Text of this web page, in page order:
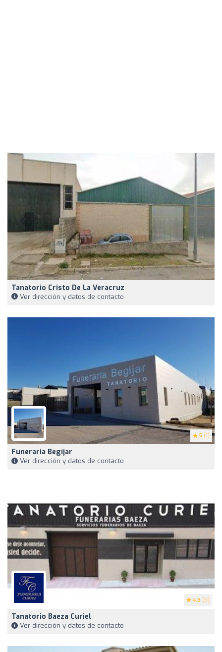
Tanatorio Cristo De La Veracruz
Ver dirección y datos de contacto
5 (1)
Funeraria Begíjar
Ver dirección y datos de contacto
4.8 (5)
Tanatorio Baeza Curiel
Ver dirección y datos de contacto